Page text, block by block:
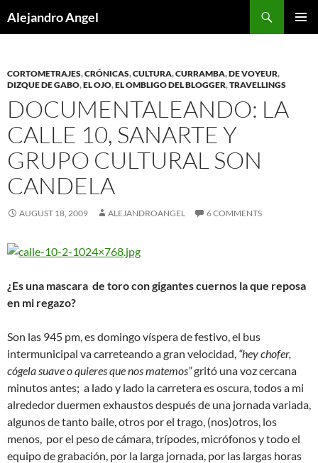
toAlejandro Angel
CORTOMETRAJES,CRÓNICAS,CULTURA,CURRAMBA,DE VOYEUR,
DIZQUE DE GABO,EL OJO,EL OMBLIGO DEL BLOGGER,TRAVELLINGS
DOCUMENTALEANDO: LA
CALLE 10, SANARTE Y
GRUPO CULTURAL SON
CANDELA
AUGUST 18, 2009 ALEJANDROANGEL 6 COMMENTS
¿Es una mascara de toro con gigantes cuernos la que reposa
en mi regazo?
Son las 945 pm, es domingo víspera de festivo, el bus
intermunicipal va carreteando a gran velocidad, “hey chofer,
cógela suave o quieres que nos matemos”gritó una voz cercana
minutos antes; a lado y lado la carretera es oscura, todos a mi
alrededor duermen exhaustos después de una jornada variada,
algunos de tanto baile, otros por el trago, (nos)otros, los
menos, por el peso de cámara, trípodes, micrófonos y todo el
equipo de grabación, por la larga jornada, por las largas horas